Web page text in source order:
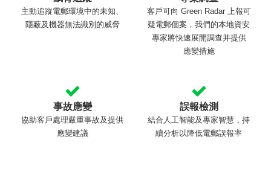
主動追蹤電郵環境中的未知、
隱蔽及機器無法識別的威脅
客戶可向 Green Radar上報可
疑電郵個案，我們的本地資安
專家將快速展開調查并提供
應變措施
事故應變
協助客戶處理嚴重事故及提供
應變建議
誤報檢測
結合人工智能及專家智慧，持
續分析以降低電郵誤報率